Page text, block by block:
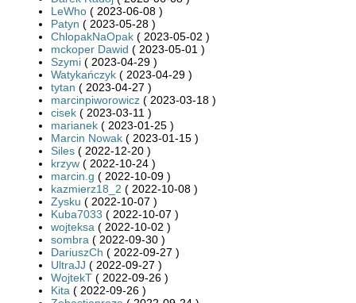
LeWho ( 2023-06-08 )
Patyn ( 2023-05-28 )
ChlopakNaOpak ( 2023-05-02 )
mckoper Dawid ( 2023-05-01 )
Szymi ( 2023-04-29 )
Watykańczyk ( 2023-04-29 )
tytan ( 2023-04-27 )
marcinpiworowicz ( 2023-03-18 )
cisek ( 2023-03-11 )
marianek ( 2023-01-25 )
Marcin Nowak ( 2023-01-15 )
Siles ( 2022-12-20 )
krzyw ( 2022-10-24 )
marcin.g ( 2022-10-09 )
kazmierz18_2 ( 2022-10-08 )
Zysku ( 2022-10-07 )
Kuba7033 ( 2022-10-07 )
wojteksa ( 2022-10-02 )
sombra ( 2022-09-30 )
DariuszCh ( 2022-09-27 )
UltraJJ ( 2022-09-27 )
WojtekT ( 2022-09-26 )
Kita ( 2022-09-26 )